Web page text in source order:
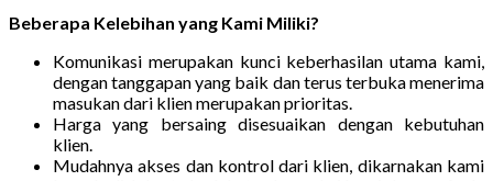
Beberapa Kelebihan yang Kami Miliki?
Komunikasi merupakan kunci keberhasilan utama kami,
dengan tanggapan yang baik dan terus terbuka menerima
masukan dari klien merupakan prioritas.
Harga yang bersaing disesuaikan dengan kebutuhan
klien.
Mudahnya akses dan kontrol dari klien, dikarnakan kami